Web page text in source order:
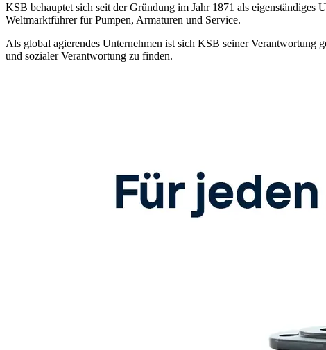
KSB behauptet sich seit der Gründung im Jahr 1871 als eigenständiges
Weltmarktführer für Pumpen, Armaturen und Service.
Als global agierendes Unternehmen ist sich KSB seiner Verantwortung
und sozialer Verantwortung zu finden.